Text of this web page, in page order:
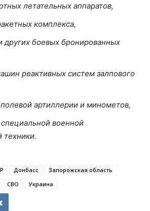
летательных аппаратов,
комплекса,
других боевых бронированных
реактивных систем залпового
артиллерии и минометов,
военной
техники.
Донбасс
Запорожская область
СВО Украина